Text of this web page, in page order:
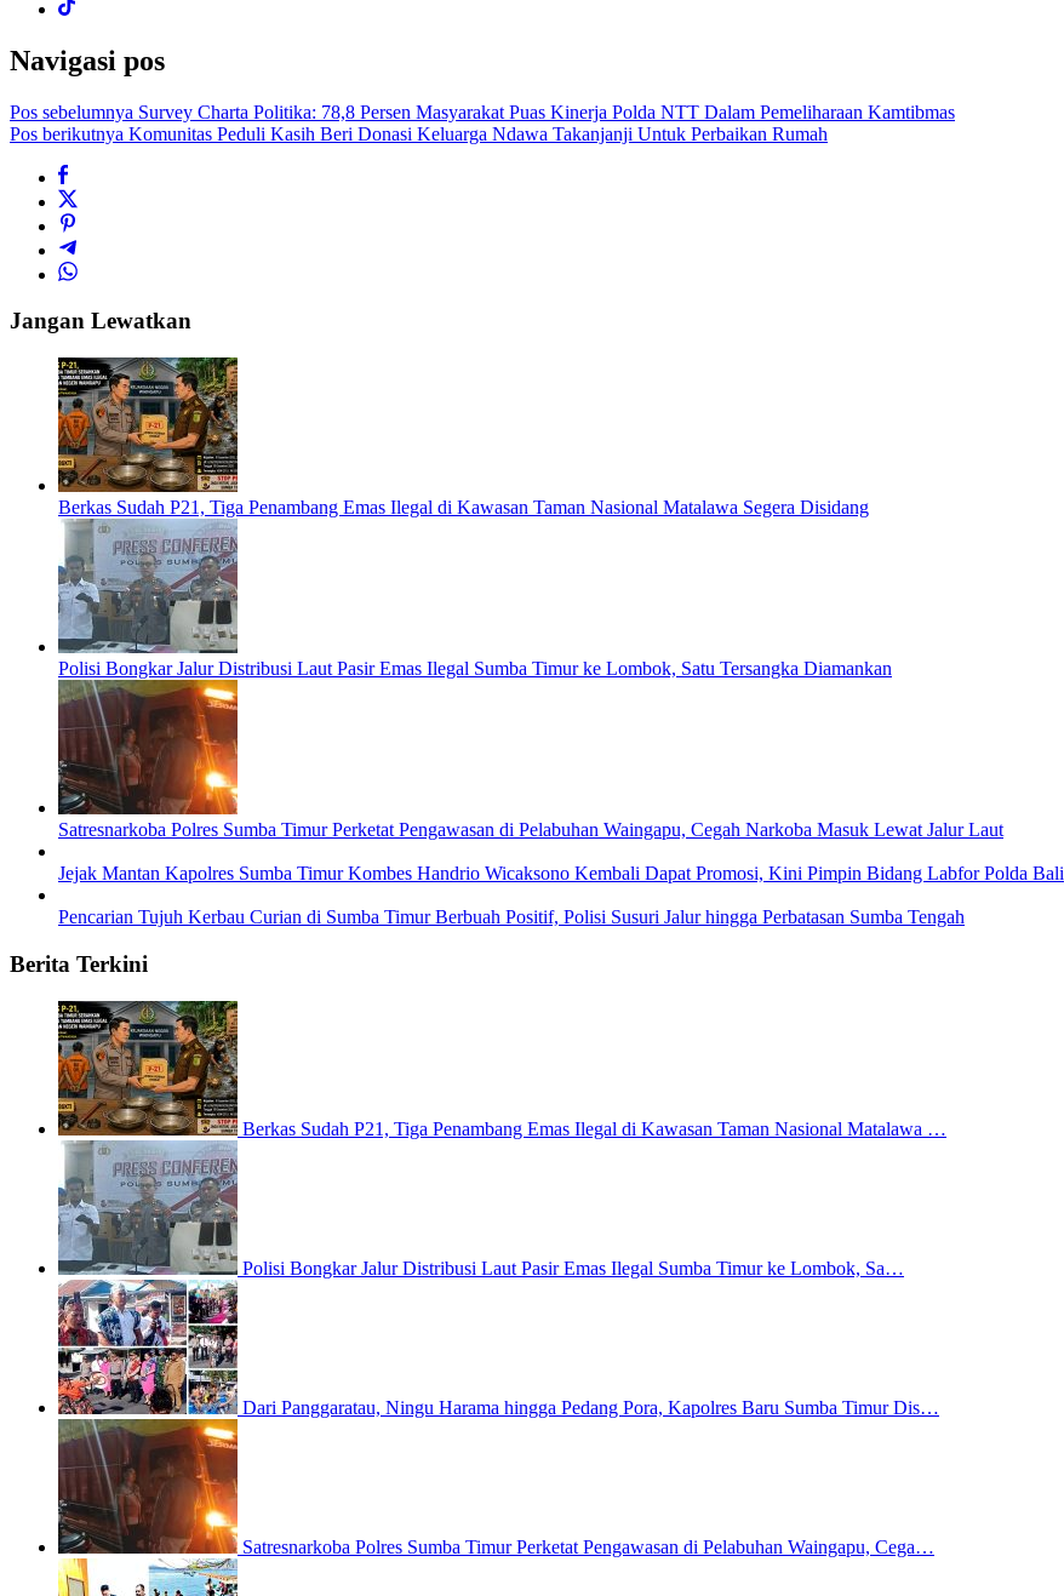
Navigasi pos
Pos sebelumnya Survey Charta Politika: 78,8 Persen Masyarakat Puas Kinerja Polda NTT Dalam Pemeliharaan Kamtibmas
Pos berikutnya Komunitas Peduli Kasih Beri Donasi Keluarga Ndawa Takanjanji Untuk Perbaikan Rumah
Jangan Lewatkan
Berkas Sudah P21, Tiga Penambang Emas Ilegal di Kawasan Taman Nasional Matalawa Segera Disidang
Polisi Bongkar Jalur Distribusi Laut Pasir Emas Ilegal Sumba Timur ke Lombok, Satu Tersangka Diamankan
Satresnarkoba Polres Sumba Timur Perketat Pengawasan di Pelabuhan Waingapu, Cegah Narkoba Masuk Lewat Jalur Laut
Jejak Mantan Kapolres Sumba Timur Kombes Handrio Wicaksono Kembali Dapat Promosi, Kini Pimpin Bidang Labfor Polda Bali
Pencarian Tujuh Kerbau Curian di Sumba Timur Berbuah Positif, Polisi Susuri Jalur hingga Perbatasan Sumba Tengah
Berita Terkini
Berkas Sudah P21, Tiga Penambang Emas Ilegal di Kawasan Taman Nasional Matalawa …
Polisi Bongkar Jalur Distribusi Laut Pasir Emas Ilegal Sumba Timur ke Lombok, Sa…
Dari Panggaratau, Ningu Harama hingga Pedang Pora, Kapolres Baru Sumba Timur Dis…
Satresnarkoba Polres Sumba Timur Perketat Pengawasan di Pelabuhan Waingapu, Cega…